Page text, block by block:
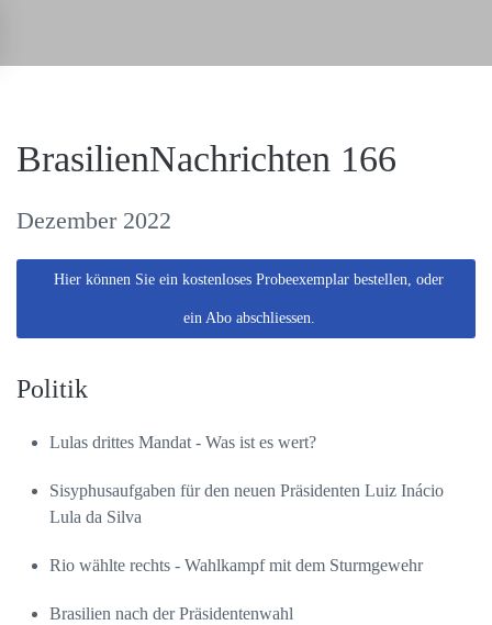
Zum Hauptinhalt springen
BrasilienNachrichten 166
Dezember 2022
Hier können Sie ein kostenloses Probeexemplar bestellen, oder
ein Abo abschliessen.
Politik
Lulas drittes Mandat - Was ist es wert?
Sisyphusaufgaben für den neuen Präsidenten Luiz Inácio
Lula da Silva
Rio wählte rechts - Wahlkampf mit dem Sturmgewehr
Brasilien nach der Präsidentenwahl